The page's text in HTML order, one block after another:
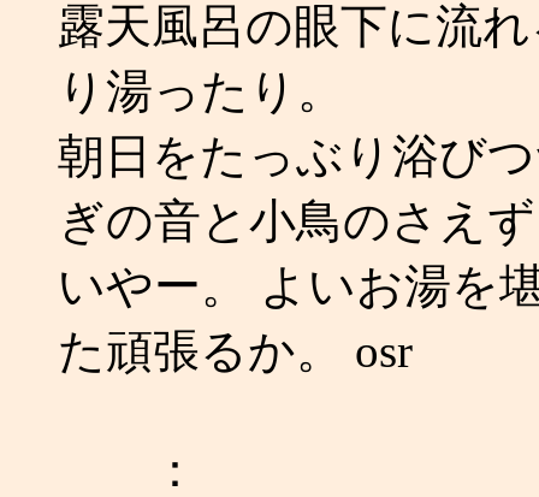
露天風呂の眼下に流
り湯ったり。
朝日をたっぶり浴び
ぎの音と小鳥のさえ
いやー。 よいお湯を
た頑張るか。 osr
：